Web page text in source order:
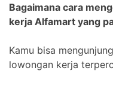
Bagaimana cara
kerja Alfamart yang
Kamu bisa
lowongan kerja